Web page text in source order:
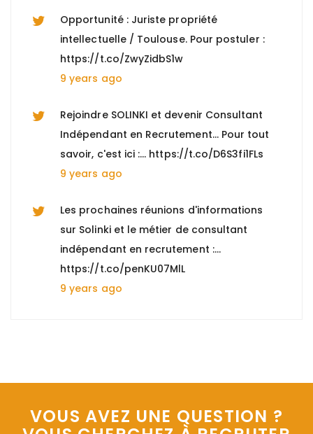
Opportunité : Juriste propriété
intellectuelle / Toulouse. Pour postuler :
https://t.co/ZwyZidbS1w
9 years ago
Rejoindre SOLINKI et devenir Consultant
Indépendant en Recrutement... Pour tout
savoir, c'est ici :… https://t.co/D6S3fi1FLs
9 years ago
Les prochaines réunions d'informations
sur Solinki et le métier de consultant
indépendant en recrutement :…
https://t.co/penKU07MlL
9 years ago
H/F" à Marseille, pour tout savoir :
VOUS AVEZ UNE QUESTION ?